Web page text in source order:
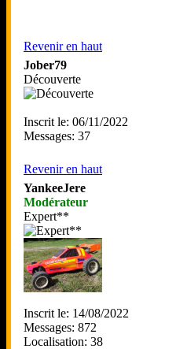
Revenir en haut
Jober79
Découverte
Inscrit le: 06/11/2022
Messages: 37
Revenir en haut
YankeeJere
Modérateur
Expert**
Inscrit le: 14/08/2022
Messages: 872
Localisation: 38